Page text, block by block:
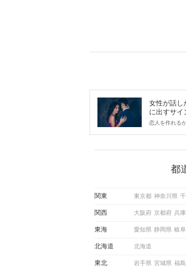
女性が話し
に出すサイ
は？
恋人を作れる
から恋人作り
している方は
この記事では
しく解説した
ような行動に
都
関東 東京都 神奈川県
関西 大阪府 京都府 兵
東海 愛知県 静岡県 岐
北海道 北海道
東北 岩手県 宮城県 福